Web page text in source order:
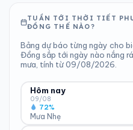
TUẦN TỚI THỜI TIẾT
ĐỒNG THẾ NÀO?
Bảng dự báo từng ngày cho
Đồng sắp tới ngày nào nắng
mưa, tính từ 09/08/2026.
Hôm nay
09/08
Mưa Nhẹ
72%